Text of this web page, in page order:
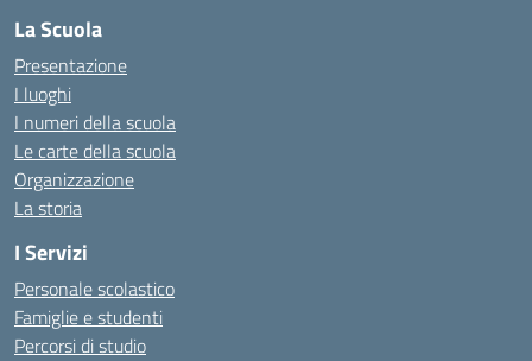
La Scuola
Presentazione
I luoghi
I numeri della scuola
Le carte della scuola
Organizzazione
La storia
I Servizi
Personale scolastico
Famiglie e studenti
Percorsi di studio